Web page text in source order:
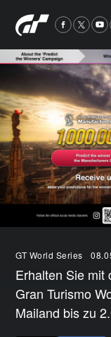
GT World Series
Erhalten Sie mit
Gran Turismo
Mailand bis zu